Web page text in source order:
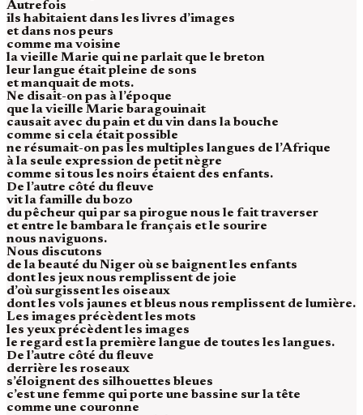
Autrefois
ils habitaient dans les livres d’images
et dans nos peurs
comme ma voisine
la vieille Marie qui ne parlait que le breton
leur langue était pleine de sons
et manquait de mots.
Ne disait-on pas à l’époque
que la vieille Marie baragouinait
causait avec du pain et du vin dans la bouche
comme si cela était possible
ne résumait-on pas les multiples langues de l’Afrique
à la seule expression de petit nègre
comme si tous les noirs étaient des enfants.
De l’autre côté du fleuve
vit la famille du bozo
du pêcheur qui par sa pirogue nous le fait traverser
et entre le bambara le français et le sourire
nous naviguons.
Nous discutons
de la beauté du Niger où se baignent les enfants
dont les jeux nous remplissent de joie
d’où surgissent les oiseaux
dont les vols jaunes et bleus nous remplissent de lumière.
Les images précèdent les mots
les yeux précèdent les images
le regard est la première langue de toutes les langues.
De l’autre côté du fleuve
derrière les roseaux
s’éloignent des silhouettes bleues
c’est une femme qui porte une bassine sur la tête
comme une couronne